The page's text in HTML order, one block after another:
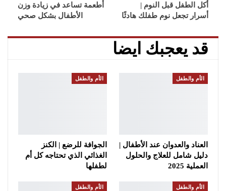
أكل الطفل قبل النوم |
أسرار تجعل نوم طفلك هادئًا
أطعمة تساعد في زيادة وزن
الأطفال بشكل صحي
قد يعجبك ايضا
الأم والطفل
العناد والعدوان عند الأطفال |
دليل شامل للعلاج والحلول
العملية 2025
الأم والطفل
الجوافة للرضع | الكنز
الغذائي الذي تحتاجه كل أم
لطفلها
الأم والطفل الأم والطفل